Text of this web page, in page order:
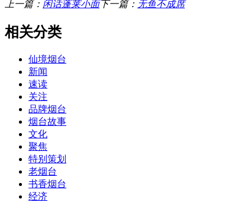
上一篇： 闲话蓬莱小面下一篇： 无鱼不成席
相关分类
仙境烟台
新闻
速读
关注
品牌烟台
烟台故事
文化
聚焦
特别策划
老烟台
书香烟台
经济